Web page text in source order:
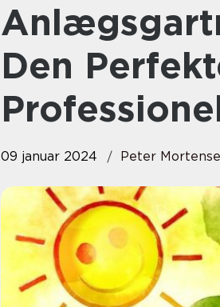
Anlægsgartner Sjælland: Skab
Den
09 januar 2024 Peter